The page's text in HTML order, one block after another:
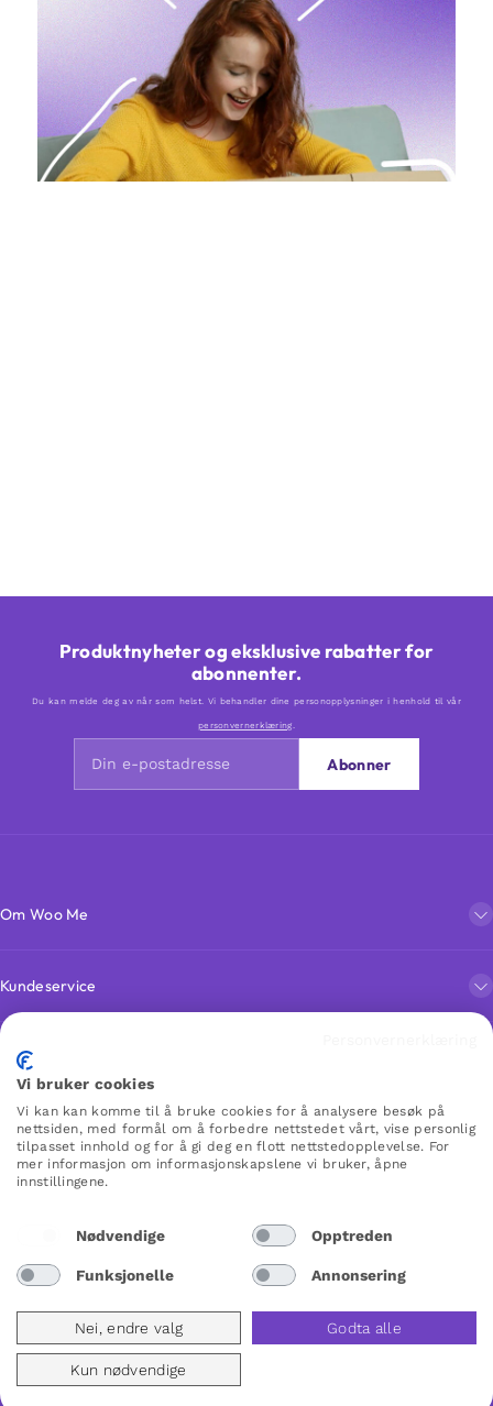
Produktnyheter og eksklusive rabatter for
abonnenter.
Du kan melde deg av når som helst. Vi behandler dine personopplysninger i henhold til vår
personvernerklæring.
Abonner
Om Woo Me
Kundeservice
Favoritter
WOO ME
Norway
Vi bruker cookies
Vi kan kan komme til å bruke cookies for å analysere besøk på
nettsiden, med formål om å forbedre nettstedet vårt, vise personlig
tilpasset innhold og for å gi deg en flott nettstedopplevelse. For
mer informasjon om informasjonskapslene vi bruker, åpne
innstillingene.
Nødvendige Opptreden
Funksjonelle Annonsering
Nei, endre valg Godta alle
Kun nødvendige